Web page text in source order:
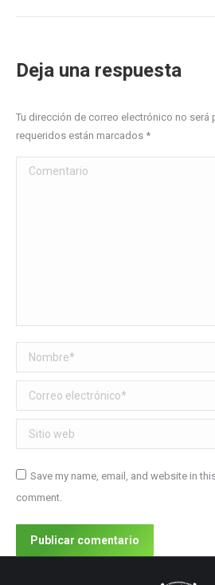
Deja una respuesta
Tu dirección de correo electrónico no
requeridos están marcados *
Comentario
Nombre *
Correo electrónico *
Sitio web
Save my name, email, and website in
comment.
Publicar comentario